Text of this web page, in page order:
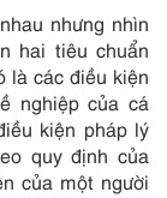
nhưng nhìn
hai tiêu chuẩn
là các điều kiện
nghiệp của cá
kiện pháp lý
quy định của
của một người